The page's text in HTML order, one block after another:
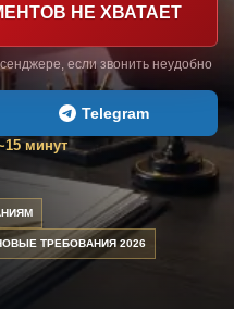
НЕ ХВАТАЕТ
если звонить неудобно
Telegram
минут
ТРЕБОВАНИЯ 2026